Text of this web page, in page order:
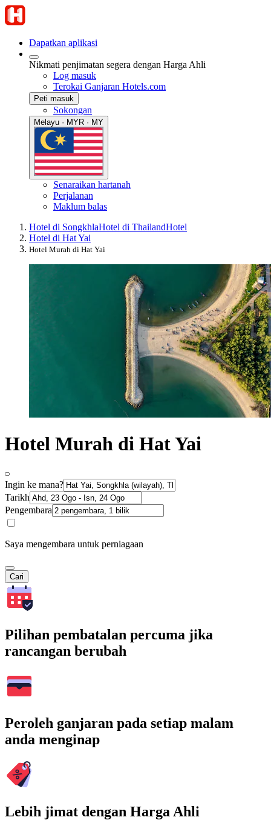
Dapatkan aplikasi
Nikmati penjimatan segera dengan Harga Ahli
Log masuk
Terokai Ganjaran Hotels.com
Peti masuk
Sokongan
Melayu · MYR · MY
Senaraikan hartanah
Perjalanan
Maklum balas
Hotel di SongkhlaHotel di ThailandHotel
Hotel di Hat Yai
Hotel Murah di Hat Yai
Hotel Murah di Hat Yai
Ingin ke mana?
Tarikh
Pengembara
Saya mengembara untuk perniagaan
Cari
Pilihan pembatalan percuma jika
rancangan berubah
Peroleh ganjaran pada setiap malam
anda menginap
Lebih jimat dengan Harga Ahli